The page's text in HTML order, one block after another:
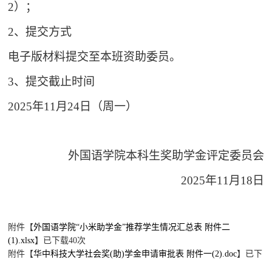
2）；
2、提交方式
电子版材料提交至本班资助委员。
3、提交截止时间
2025年11月24日（周一）
外国语学院本科生奖助学金评定委员会
2025年11月18日
附件【外国语学院“小米助学金”推荐学生情况汇总表 附件二
(1).xlsx】已下载40次
附件【华中科技大学社会奖(助)学金申请审批表 附件一(2).doc】已下